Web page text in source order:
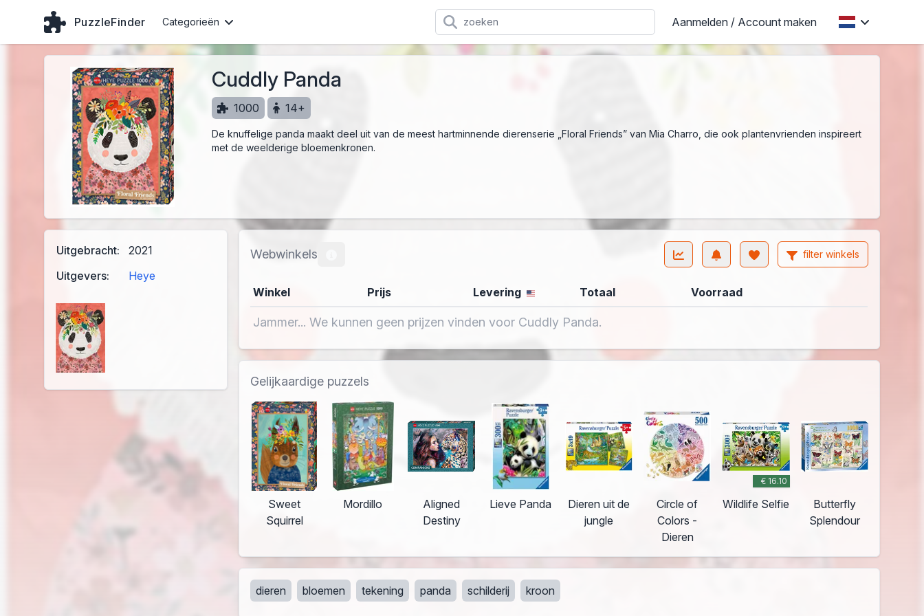
PuzzleFinder Categorieën Aanmelden / Account maken
Cuddly Panda
1000 14+
De knuffelige panda maakt deel uit van de meest hartminnende dierenserie „Floral Friends” van Mia Charro, die ook plantenvrienden inspireert
met de weelderige bloemenkronen.
Uitgebracht:
2021
Uitgevers:
Heye
Webwinkels filter winkels
Winkel Prijs Levering Totaal Voorraad
Jammer... We kunnen geen prijzen vinden voor Cuddly Panda.
Gelijkaardige puzzels
Sweet
Squirrel
Mordillo
Aligned
Destiny
Lieve Panda
Dieren uit de
jungle
Circle of
Colors -
Dieren
€ 16.10
Wildlife Selfie
Butterfly
Splendour
dieren bloemen tekening panda schilderij kroon